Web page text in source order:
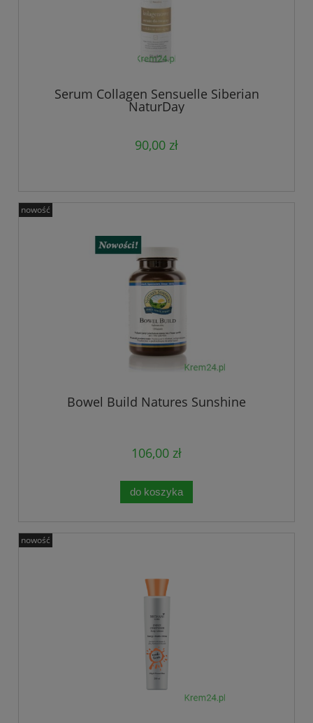
Serum Collagen Sensuelle Siberian
NaturDay
90,00 zł
Bowel Build Natures Sunshine
106,00 zł
do koszyka
nowość
nowość